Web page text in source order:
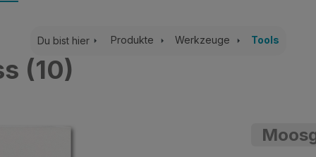
Du bist hier Produkte Werkzeuge Tools
(10)